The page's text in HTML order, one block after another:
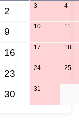
2 3 4
9 10 11
16 17 18
23 24 25
30 31